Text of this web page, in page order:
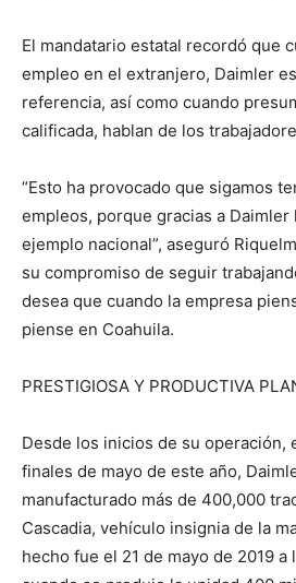
El mandatario estatal recordó que
empleo en el extranjero, Daimler
referencia, así como cuando
calificada, hablan de los
“Esto ha provocado que sigamos
empleos, porque gracias a Daimler
ejemplo nacional”, aseguró
su compromiso de seguir
desea que cuando la empresa
piense en Coahuila.
PRESTIGIOSA Y PRODUCTIVA
Desde los inicios de su operación,
finales de mayo de este año,
manufacturado más de 400,000
Cascadia, vehículo insignia de la
hecho fue el 21 de mayo de 2019 a